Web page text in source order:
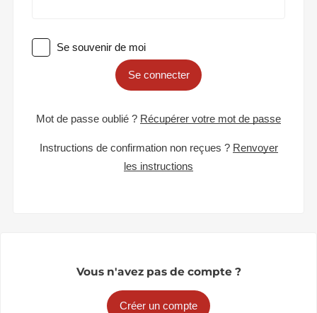
Se souvenir de moi
Se connecter
Mot de passe oublié ? Récupérer votre mot de passe
Instructions de confirmation non reçues ? Renvoyer
les instructions
Vous n'avez pas de compte ?
Créer un compte